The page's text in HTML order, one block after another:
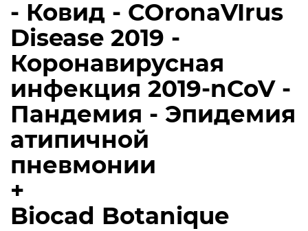
- Ковид - COronaVIrus
Disease 2019 -
Коронавирусная
инфекция 2019-nCoV -
Пандемия - Эпидемия
атипичной
пневмонии
+
Biocad Botanique